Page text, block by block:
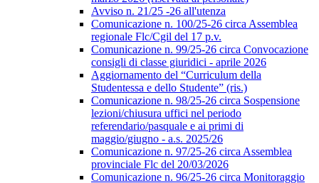
Avviso n. 21/25 -26 all'utenza
Comunicazione n. 100/25-26 circa Assemblea
regionale Flc/Cgil del 17 p.v.
Comunicazione n. 99/25-26 circa Convocazione
consigli di classe giuridici - aprile 2026
Aggiornamento del “Curriculum della
Studentessa e dello Studente” (ris.)
Comunicazione n. 98/25-26 circa Sospensione
lezioni/chiusura uffici nel periodo
referendario/pasquale e ai primi di
maggio/giugno - a.s. 2025/26
Comunicazione n. 97/25-26 circa Assemblea
provinciale Flc del 20/03/2026
Comunicazione n. 96/25-26 circa Monitoraggio